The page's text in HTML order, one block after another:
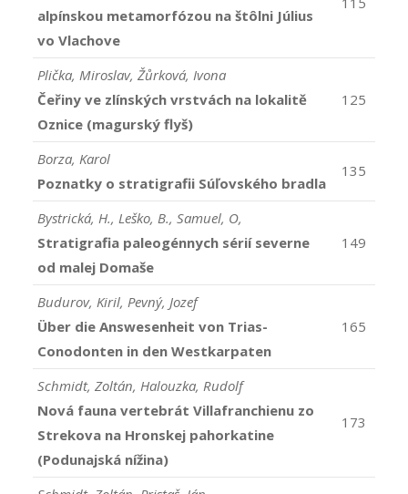
alpínskou metamorfózou na štôlni Július
vo Vlachove
Plička, Miroslav, Žůrková, Ivona
Čeřiny ve zlínských vrstvách na lokalitě
Oznice (magurský flyš)
125
Borza, Karol
Poznatky o stratigrafii Súľovského bradla
135
Bystrická, H., Leško, B., Samuel, O,
Stratigrafia paleogénnych sérií severne
od malej Domaše
149
Budurov, Kiril, Pevný, Jozef
Über die Answesenheit von Trias-
Conodonten in den Westkarpaten
165
Schmidt, Zoltán, Halouzka, Rudolf
Nová fauna vertebrát Villafranchienu zo
Strekova na Hronskej pahorkatine
(Podunajská nížina)
173